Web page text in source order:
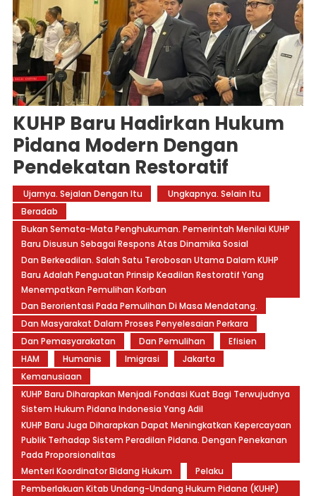
KUHP Baru Hadirkan Hukum
Pidana Modern Dengan
Pendekatan Restoratif
 Ujarnya. Sejalan Dengan Itu
 Ungkapnya. Selain Itu
Beradab
Bukan Semata-Mata Penghukuman. Pemerintah Menilai KUHP
Baru Disusun Sebagai Respons Atas Dinamika Sosial
Dan Berkeadilan. Salah Satu Terobosan Utama Dalam KUHP
Baru Adalah Penguatan Prinsip Keadilan Restoratif Yang
Menempatkan Pemulihan Korban
Dan Berorientasi Pada Pemulihan Di Masa Mendatang.
Dan Masyarakat Dalam Proses Penyelesaian Perkara
Dan Pemasyarakatan
Dan Pemulihan
Efisien
HAM
Humanis Imigrasi
Jakarta
Kemanusiaan
KUHP Baru Diharapkan Menjadi Fondasi Kuat Bagi Terwujudnya
Sistem Hukum Pidana Indonesia Yang Adil
KUHP Baru Juga Diharapkan Dapat Meningkatkan Kepercayaan
Publik Terhadap Sistem Peradilan Pidana. Dengan Penekanan
Pada Proporsionalitas
Menteri Koordinator Bidang Hukum
Pelaku
Pemberlakuan Kitab Undang-Undang Hukum Pidana (KUHP)